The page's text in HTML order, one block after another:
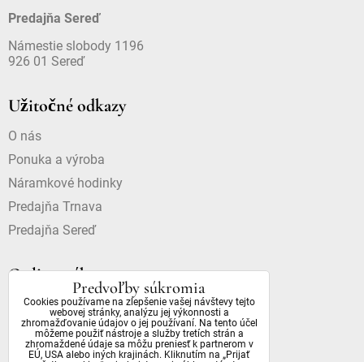
Predajňa Sereď
Námestie slobody 1196
926 01 Sereď
Užitočné odkazy
O nás
Ponuka a výroba
Náramkové hodinky
Predajňa Trnava
Predajňa Sereď
Online nákup
Doprava a platba
Dostupnosť a dôležité informácie
Obchodné podmienky
Predvoľby súkromia
Cookies používame na zlepšenie vašej návštevy tejto
webovej stránky, analýzu jej výkonnosti a
zhromažďovanie údajov o jej používaní. Na tento účel
môžeme použiť nástroje a služby tretích strán a
zhromaždené údaje sa môžu preniesť k partnerom v
EÚ, USA alebo iných krajinách. Kliknutím na „Prijať